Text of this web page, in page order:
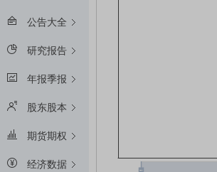
公告大全
研究报告
年报季报
股东股本
期货期权
经济数据